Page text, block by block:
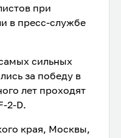
при
в пресс-службе
сильных
за победу в
лет проходят
2-D.
края, Москвы,